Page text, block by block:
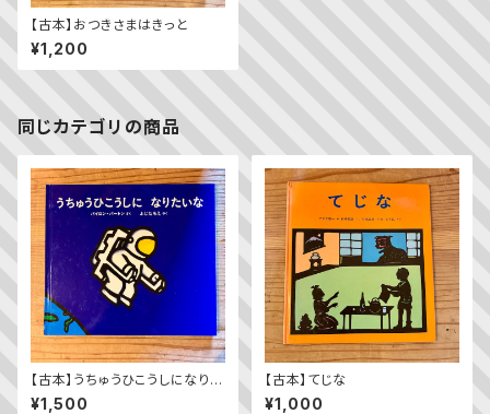
【古本】おつきさまはきっと
¥1,200
同じカテゴリの商品
【古本】うちゅうひこうしになりた
いな
¥1,500
【古本】てじな
¥1,000